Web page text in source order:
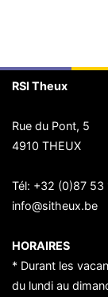
RSI Theux
Rue du Pont, 5
4910 THEUX
Tél: +32 (0)87 53
info@sitheux.be
HORAIRES
* Durant les
du lundi au